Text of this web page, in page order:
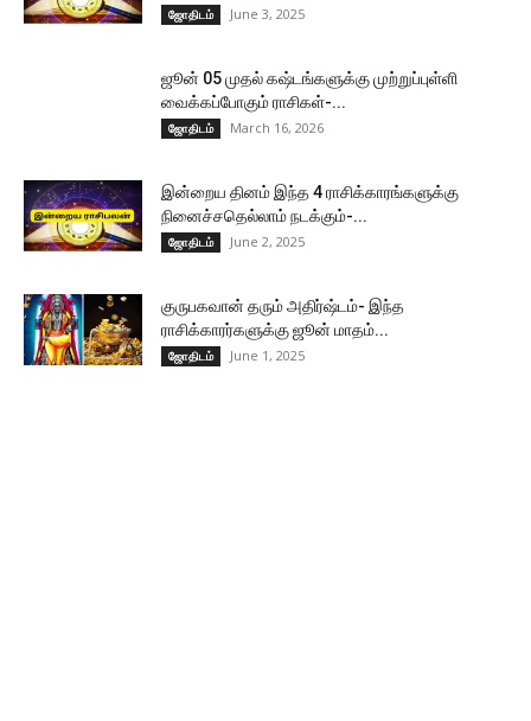
ஜோதிடம் June 3, 2025
ஜூன் 05 முதல் கஷ்டங்களுக்கு முற்றுப்புள்ளி
வைக்கப்போகும் ராசிகள்-...
ஜோதிடம் March 16, 2026
இன்றைய தினம் இந்த 4 ராசிக்காரங்களுக்கு
நினைச்சதெல்லாம் நடக்கும்-...
ஜோதிடம் June 2, 2025
குருபகவான் தரும் அதிர்ஷ்டம்- இந்த
ராசிக்காரர்களுக்கு ஜூன் மாதம்...
ஜோதிடம் June 1, 2025